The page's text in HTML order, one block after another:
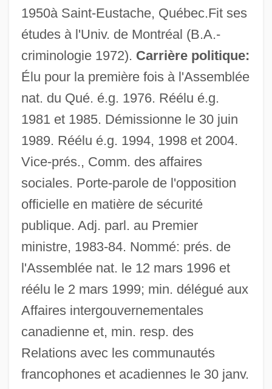
1950à Saint-Eustache, Québec.Fit ses
études à l'Univ. de Montréal (B.A.-
criminologie 1972). Carrière politique:
Élu pour la première fois à l'Assemblée
nat. du Qué. é.g. 1976. Réélu é.g.
1981 et 1985. Démissionne le 30 juin
1989. Réélu é.g. 1994, 1998 et 2004.
Vice-prés., Comm. des affaires
sociales. Porte-parole de l'opposition
officielle en matière de sécurité
publique. Adj. parl. au Premier
ministre, 1983-84. Nommé: prés. de
l'Assemblée nat. le 12 mars 1996 et
réélu le 2 mars 1999; min. délégué aux
Affaires intergouvernementales
canadienne et, min. resp. des
Relations avec les communautés
francophones et acadiennes le 30 janv.